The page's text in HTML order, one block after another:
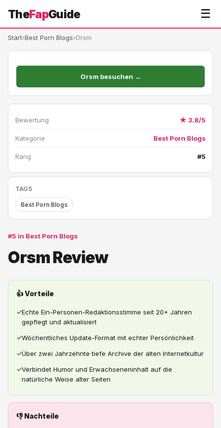
TheFapGuide ☰
Start›Best Porn Blogs›Orsm
Orsm besuchen →
Bewertung ★ 3.8/5
Kategorie Best Porn Blogs
Rang #5
TAGS
Best Porn Blogs
#5 in Best Porn Blogs
Orsm Review
👍 Vorteile
✓Echte Ein-Personen-Redaktionsstimme seit 20+ Jahren
gepflegt und aktualisiert
✓Wöchentliches Update-Format mit echter Persönlichkeit
✓Über zwei Jahrzehnte tiefe Archive der alten Internetkultur
✓Verbindet Humor und Erwachseneninhalt auf die
natürliche Weise alter Seiten
👎 Nachteile